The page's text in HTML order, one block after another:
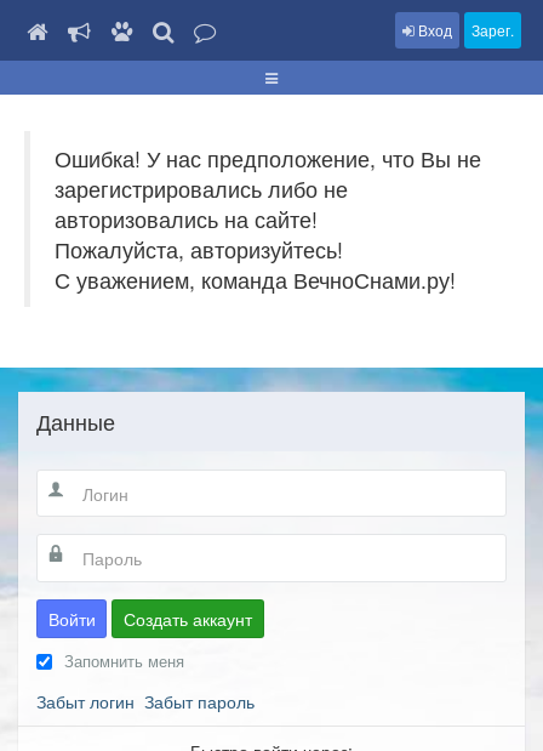
Вход Зарег.
Ошибка! У нас предположение, что Вы не
зарегистрировались либо не
авторизовались на сайте!
Пожалуйста, авторизуйтесь!
С уважением, команда ВечноСнами.ру!
Данные
Войти Создать аккаунт
Запомнить меня
Забыт логин Забыт пароль